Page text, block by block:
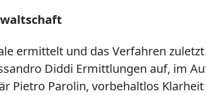
ermittelt und das Verfahren
Diddi Ermittlungen auf, im
Pietro Parolin, vorbehaltlos